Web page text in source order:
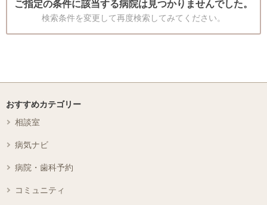
ご指定の条件に該当する病院は見つかりませんでした。
検索条件を変更して再度検索してみてください。
おすすめカテゴリー
相談室
病気ナビ
病院・歯科予約
コミュニティ